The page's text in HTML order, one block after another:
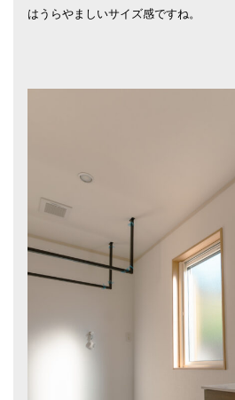
はうらやましいサイズ感ですね。